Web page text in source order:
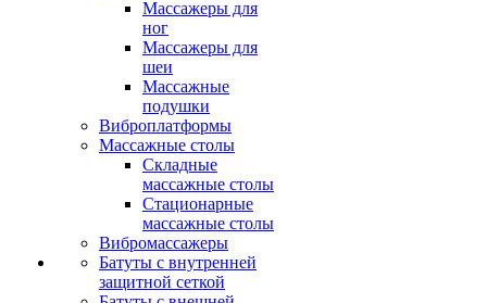
Массажеры для
ног
Массажеры для
шеи
Массажные
подушки
Виброплатформы
Массажные столы
Складные
массажные столы
Стационарные
массажные столы
Вибромассажеры
Батуты с внутренней
защитной сеткой